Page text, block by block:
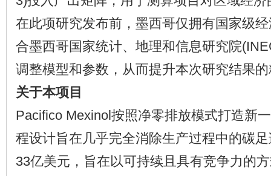
在此项研究发布前，墨西哥仅拥有国家级
合墨西哥国家统计、地理和信息研究院
调整模型和参数，从而提升本次研究结果
关于本项目
Pacifico Mexinol按照净零排放模式打造新
程设计旨在几乎完全消除生产过程中的碳
33亿美元，旨在以可持续且具有竞争力的